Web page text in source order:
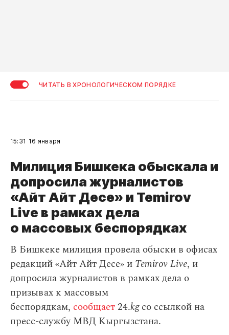
ЧИТАТЬ В ХРОНОЛОГИЧЕСКОМ ПОРЯДКЕ
15:31 16 января
Милиция Бишкека обыскала и
допросила журналистов
«Айт Айт Десе» и Temirov
Live в рамках дела
о массовых беспорядках
В Бишкеке милиция провела обыски в офисах
редакций «Айт Айт Десе» и Temirov Live, и
допросила журналистов в рамках дела о
призывах к массовым
беспорядкам, сообщает24.kgсо ссылкой на
пресс-службу МВД Кыргызстана.